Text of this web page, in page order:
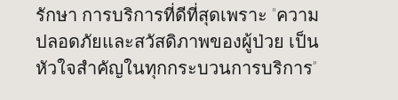
รักษา การบริการที่ดีที่สุดเพราะ "ความ
ปลอดภัยและสวัสดิภาพของผู้ป่วย เป็น
หัวใจสำคัญในทุกกระบวนการบริการ”